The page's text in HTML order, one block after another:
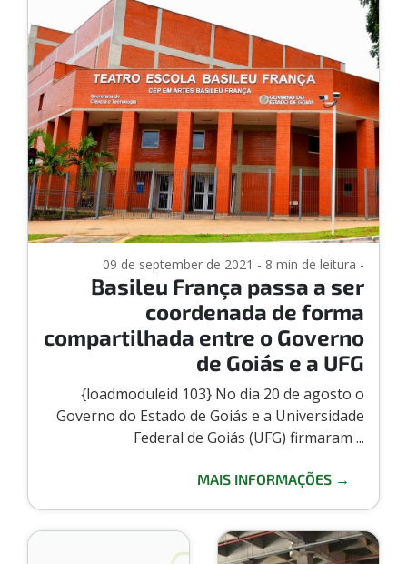
09 de september de 2021 - 8 min de leitura -
Basileu França passa a ser
coordenada de forma
compartilhada entre o Governo
de Goiás e a UFG
{loadmoduleid 103} No dia 20 de agosto o
Governo do Estado de Goiás e a Universidade
Federal de Goiás (UFG) firmaram ...
MAIS INFORMAÇÕES →